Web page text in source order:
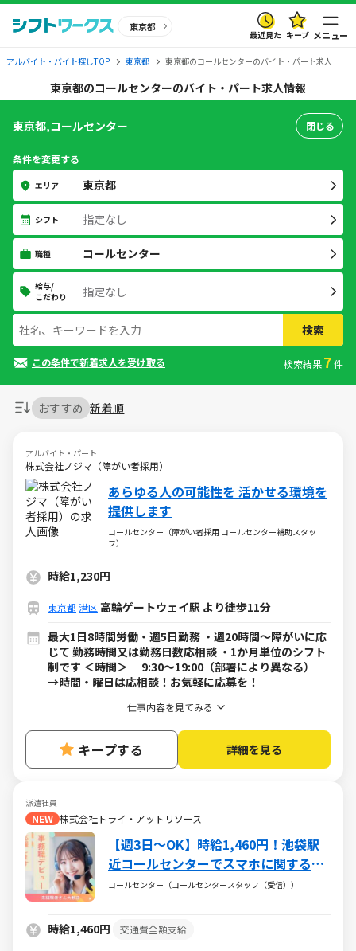
東京都
最近見た キープ メニュー
アルバイト・バイト探しTOP 東京都 東京都のコールセンターのバイト・パート求人
東京都のコールセンターのバイト・パート求人情報
おすすめ 新着順
アルバイト・パート
株式会社ノジマ（障がい者採用）
あらゆる人の可能性を 活かせる環境を
提供します
コールセンター（障がい者採用 コールセンター補助スタッ
フ）
時給1,230円
東京都 港区 高輪ゲートウェイ駅 より徒歩11分
最大1日8時間労働・週5日勤務 ・週20時間～障がいに応
じて 勤務時間又は勤務日数応相談 ・1か月単位のシフト
制です ＜時間＞ 9:30～19:00（部署により異なる）
→時間・曜日は応相談！お気軽に応募を！
仕事内容を見てみる
キープする 詳細を見る
派遣社員
NEW 株式会社トライ・アットリソース
【週3日～OK】時給1,460円！池袋駅
近コールセンターでスマホに関する案
内事務☆接客経験が活かせる
コールセンター（コールセンタースタッフ（受信））
時給1,460円 交通費全額支給
東京都,コールセンター 閉じる
条件を変更する
エリア 東京都
シフト 指定なし
職種 コールセンター
給与/
こだわり
指定なし
検索
この条件で新着求人を受け取る 検索結果7件